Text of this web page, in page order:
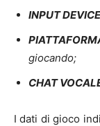
INPUT DEVICE
giocando;
CHAT
I dati di gioco